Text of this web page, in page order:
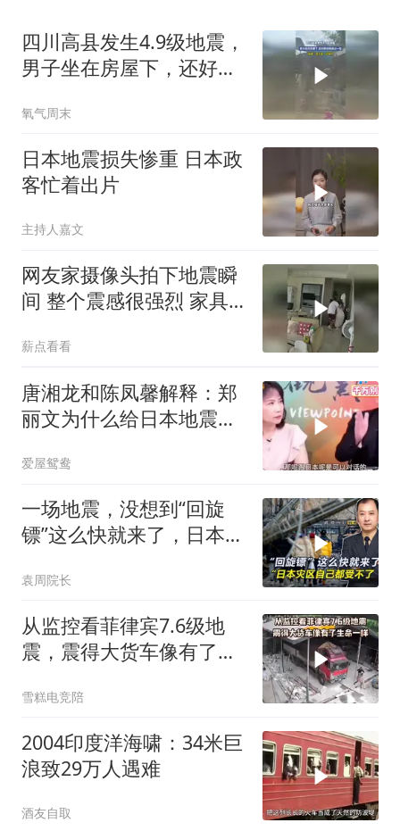
四川高县发生4.9级地震，
男子坐在房屋下，还好跑
氧气周末
日本地震损失惨重 日本政
客忙着出片
主持人嘉文
网友家摄像头拍下地震瞬
间 整个震感很强烈 家具
薪点看看
唐湘龙和陈凤馨解释：郑
丽文为什么给日本地震捐
爱屋鸳鸯
一场地震，没想到“回旋
镖”这么快就来了，日本灾
袁周院长
从监控看菲律宾7.6级地
震，震得大货车像有了生
雪糕电竞陪
2004印度洋海啸：34米巨
浪致29万人遇难
酒友自取